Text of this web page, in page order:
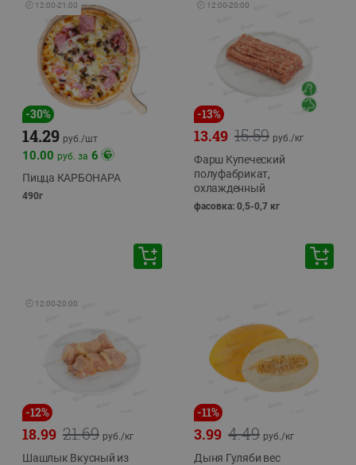
🕘 12:00-21:00
-30%
14.29 руб./шт
10.00 руб. за 6
Пицца КАРБОНАРА
490г
🕘 12:00-20:00
-13%
15.59
13.49 руб./кг
Фарш Купеческий
полуфабрикат,
охлажденный
фасовка: 0,5-0,7 кг
🕘 12:00-20:00
-12%
21.69
18.99 руб./кг
Шашлык Вкусный из
-11%
4.49
3.99 руб./кг
Дыня Гуляби вес